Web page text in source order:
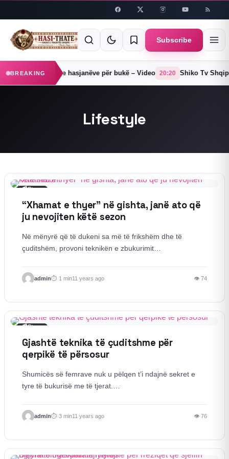
Subscribe
BREAKING
19:12 Tradita e hasjanëve për bukë – Video 20:20 Shiko Tv Shqip
Lifestyle
📰Story
“Xhamat e thyer” në gishta, janë ato që
ju nevojiten këtë sezon
Në mënyrë që të dukeni sa më të frikshëm dhe të
çuditshëm, provoni teknikën e zbukurimit…
admin 1 min11 years ago 👁 74
📰Story
Gjashtë teknika të çuditshme për
qerpikë të përsosur
Shumicës së femrave nuk u pëlqen t’i ndajnë sekret e
tyre të bukurisë me të tjerat.…
admin 3 min11 years ago 👁 76